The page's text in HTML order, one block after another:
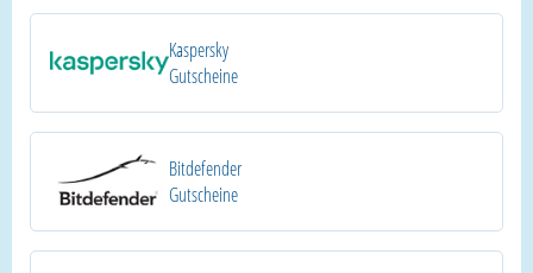
Kaspersky
Gutscheine
Bitdefender
Gutscheine